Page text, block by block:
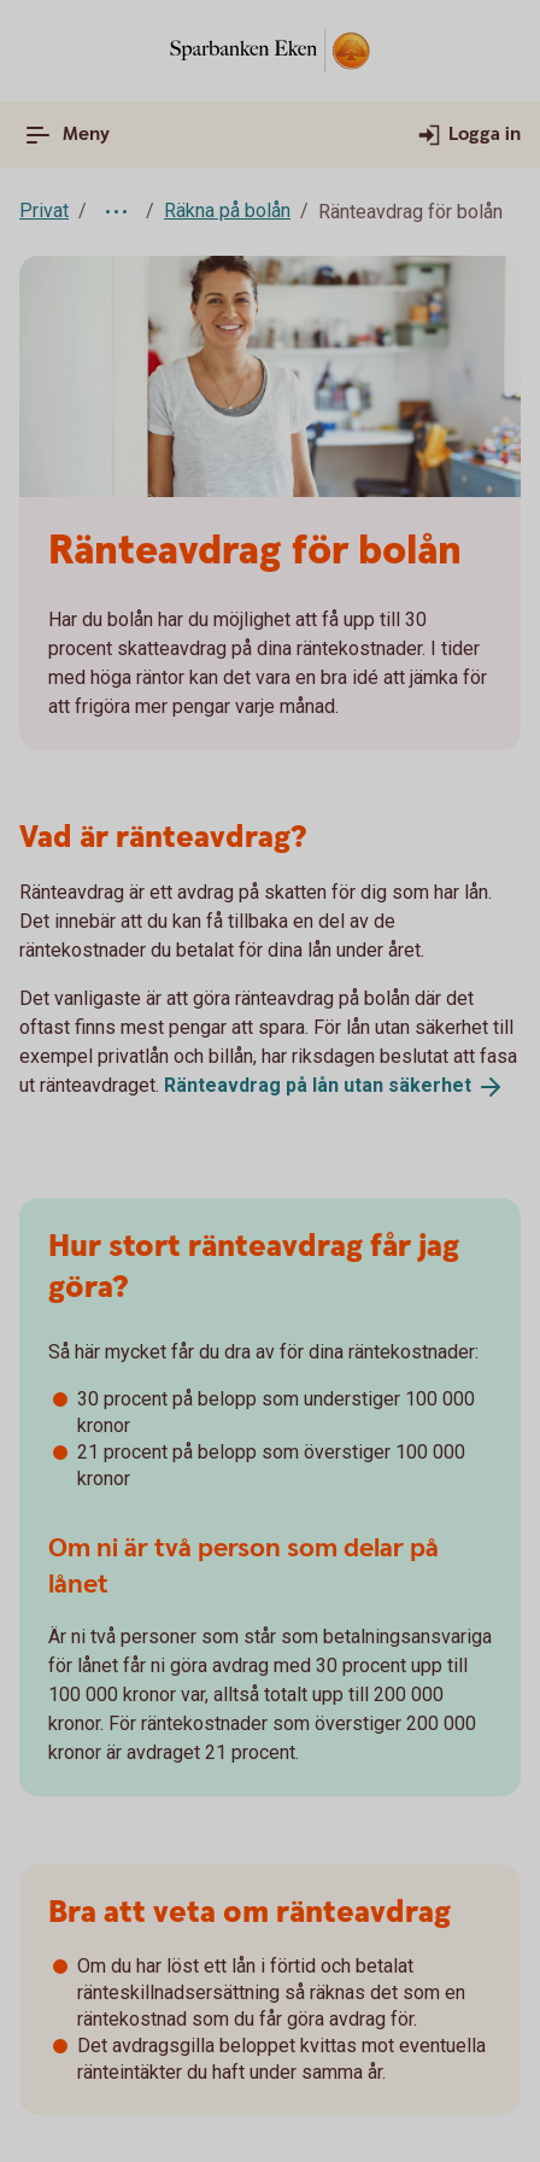
Meny Logga in
Privat Räkna på bolån Ränteavdrag för bolån
Ränteavdrag för bolån
Har du bolån har du möjlighet att få upp till 30
procent skatteavdrag på dina räntekostnader. I tider
med höga räntor kan det vara en bra idé att jämka för
att frigöra mer pengar varje månad.
Vad är ränteavdrag?
Ränteavdrag är ett avdrag på skatten för dig som har lån.
Det innebär att du kan få tillbaka en del av de
räntekostnader du betalat för dina lån under året.
Det vanligaste är att göra ränteavdrag på bolån där det
oftast finns mest pengar att spara. För lån utan säkerhet till
exempel privatlån och billån, har riksdagen beslutat att fasa
ut ränteavdraget. Ränteavdrag på lån utan säkerhet
Hur stort ränteavdrag får jag
göra?
Så här mycket får du dra av för dina räntekostnader:
30 procent på belopp som understiger 100 000
kronor
21 procent på belopp som överstiger 100 000
kronor
Om ni är två person som delar på
lånet
Är ni två personer som står som betalningsansvariga
för lånet får ni göra avdrag med 30 procent upp till
100 000 kronor var, alltså totalt upp till 200 000
kronor. För räntekostnader som överstiger 200 000
kronor är avdraget 21 procent.
Bra att veta om ränteavdrag
Om du har löst ett lån i förtid och betalat
ränteskillnadsersättning så räknas det som en
räntekostnad som du får göra avdrag för.
Det avdragsgilla beloppet kvittas mot eventuella
ränteintäkter du haft under samma år.